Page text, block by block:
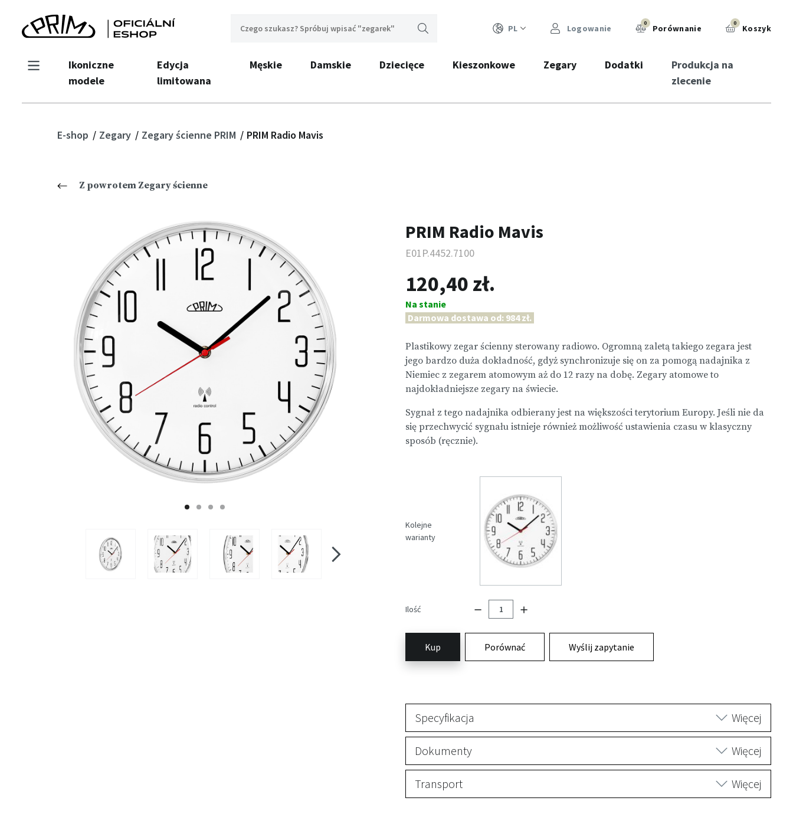
PL Logowanie 0 Porównanie 0 Koszyk
Ikoniczne
modele
Edycja
limitowana
Męskie Damskie Dziecięce Kieszonkowe Zegary Dodatki
Produkcja na
zlecenie
E-shop Zegary Zegary ścienne PRIM PRIM Radio Mavis
Z powrotem Zegary ścienne
PRIM Radio Mavis
E01P.4452.7100
120,40 zł.
Na stanie
Darmowa dostawa od: 984 zł.
Plastikowy zegar ścienny sterowany radiowo. Ogromną zaletą takiego zegara jest
jego bardzo duża dokładność, gdyż synchronizuje się on za pomogą nadajnika z
Niemiec z zegarem atomowym aż do 12 razy na dobę. Zegary atomowe to
najdokładniejsze zegary na świecie.
Sygnał z tego nadajnika odbierany jest na większości terytorium Europy. Jeśli nie da
się przechwycić sygnału istnieje również możliwość ustawienia czasu w klasyczny
sposób (ręcznie).
Kolejne
warianty
Ilość
Kup Porównać Wyślij zapytanie
Specyfikacja Więcej
Dokumenty Więcej
Transport Więcej